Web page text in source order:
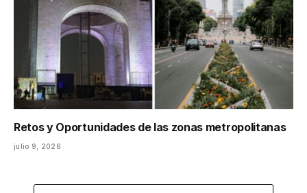
Retos y Oportunidades de las zonas metropolitanas
julio 9, 2026